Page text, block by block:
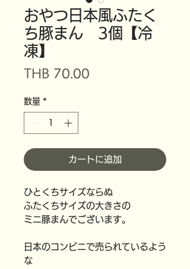
おやつ日本風ふたく
ち豚まん 3個【冷
凍】
THB 70.00
数量 *
カートに追加
ひとくちサイズならぬ
ふたくちサイズの大きさの
ミニ豚まんでございます。
日本のコンビニで売られているよう
な